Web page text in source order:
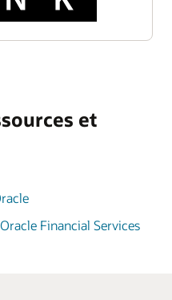
et
Financial Services